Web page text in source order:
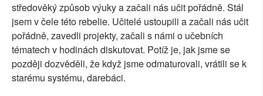
středověký způsob výuky a začali nás učit pořádně. Stál
jsem v čele této rebelie. Učitelé ustoupili a začali nás učit
pořádně, zavedli projekty, začali s námi o učebních
tématech v hodinách diskutovat. Potíž je, jak jsme se
později dozvěděli, že když jsme odmaturovali, vrátili se k
starému systému, darebáci.